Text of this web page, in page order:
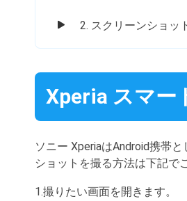
2. スクリーンショッ
Xperia スマー
ソニー XperiaはAndroid携帯
ショットを撮る方法は下記で
1.撮りたい画面を開きます。